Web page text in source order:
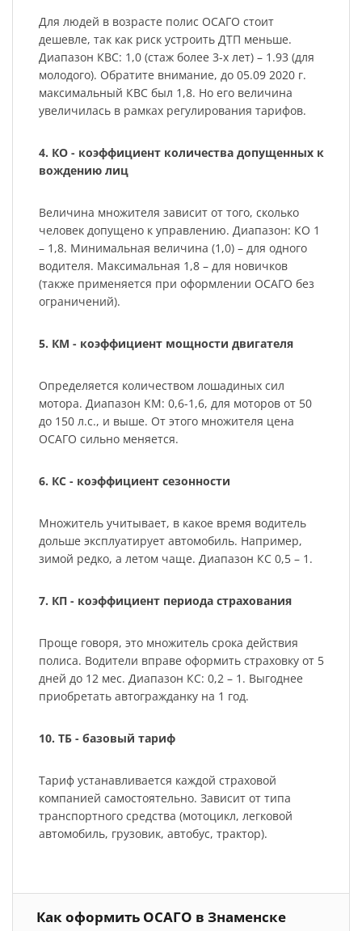
Для людей в возрасте полис ОСАГО стоит
дешевле, так как риск устроить ДТП меньше.
Диапазон КВС: 1,0 (стаж более 3-х лет) – 1.93 (для
молодого). Обратите внимание, до 05.09 2020 г.
максимальный КВС был 1,8. Но его величина
увеличилась в рамках регулирования тарифов.
4. КО - коэффициент количества допущенных к
вождению лиц
Величина множителя зависит от того, сколько
человек допущено к управлению. Диапазон: КО 1
– 1,8. Минимальная величина (1,0) – для одного
водителя. Максимальная 1,8 – для новичков
(также применяется при оформлении ОСАГО без
ограничений).
5. КМ - коэффициент мощности двигателя
Определяется количеством лошадиных сил
мотора. Диапазон КМ: 0,6-1,6, для моторов от 50
до 150 л.с., и выше. От этого множителя цена
ОСАГО сильно меняется.
6. КС - коэффициент сезонности
Множитель учитывает, в какое время водитель
дольше эксплуатирует автомобиль. Например,
зимой редко, а летом чаще. Диапазон КС 0,5 – 1.
7. КП - коэффициент периода страхования
Проще говоря, это множитель срока действия
полиса. Водители вправе оформить страховку от 5
дней до 12 мес. Диапазон КС: 0,2 – 1. Выгоднее
приобретать автогражданку на 1 год.
10. ТБ - базовый тариф
Тариф устанавливается каждой страховой
компанией самостоятельно. Зависит от типа
транспортного средства (мотоцикл, легковой
автомобиль, грузовик, автобус, трактор).
Как оформить ОСАГО в Знаменске